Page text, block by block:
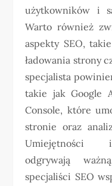
użytkowników i
Warto również
aspekty SEO,
ładowania strony
specjalista
takie jak Google
Console, które
stronie oraz
Umiejętności
odgrywają
specjaliści SEO